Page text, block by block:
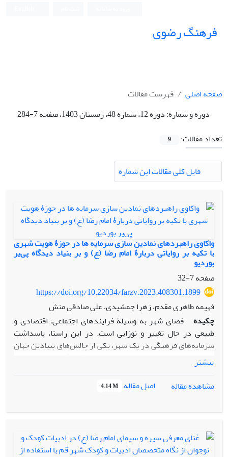
فرهنگ رضوی
صفحه اصلی
فهرست مقالات
دوره و شماره:دوره 12، شماره 48، زمستان 1403، صفحه 7-284
تعداد مقالات:
9
فایل کلی مقالات این شماره
واکاوی راهبردهای نمادین سازی سرمایه ها در حوزۀ هویت شهری
با تکیه بر روایاتی دربارۀ امام رضا (ع) و بر بنیاد دیدگاه پی‌یر
بوردیو
صفحه7-32
https://doi.org/10.22034/farzv.2023.408301.1899
فهیمه طاهری مقدم، زهرا جمشیدی، علی صادقی منش
چکیده
فضای شهر به وسیلۀ فرایندهای اجتماعی، اقتصادی و
طبیعی در حال تغییر و نوزایی است. در این راستا، پاسداشت
سرمایه‌های فرهنگی در یک شهر، یکی از چالش‌های بنیادین جهان
معاصر است؛ هویت مردم، بر سرمایه‌های فرهنگی برجای مانده از
گذشته، استوار است و یافتن راهی میانه برای توسعۀ پایدار
شهرها، همراه با حفظ شاخصه‌های هویتی، دغدغۀ همیشگی
پژوهشگران این حوزه بوده‌ است. از جملۀ سرمایه‌های اجتماعی و
روایت‌ها را در اختیار ایرانیان قرار داده‌ است؛ روایت‌هایی که هر
کدام، ضمن آنکه به‌مثابۀ سرمایۀ فرهنگی می‌توانند مورد توجّه
بیشتر
مشاهده مقاله
اصل مقاله 4.14 M